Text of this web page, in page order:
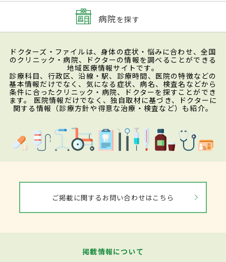
病院を探す
ドクターズ・ファイルは、身体の症状・悩みに合わせ、全国
のクリニック・病院、ドクターの情報を調べることができる
地域医療情報サイトです。
診療科目、行政区、沿線・駅、診療時間、医院の特徴などの
基本情報だけでなく、気になる症状、病名、検査名などから
条件に合ったクリニック・病院、ドクターを探すことができ
ます。 医院情報だけでなく、独自取材に基づき、ドクターに
関する情報（診療方針や得意な治療・検査など）も紹介。
ご掲載に関するお問い合わせはこちら
掲載情報について